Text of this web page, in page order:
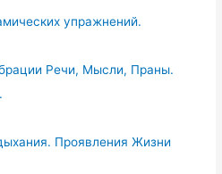
упражнений.
Речи, Мысли, Праны.
Проявления Жизни